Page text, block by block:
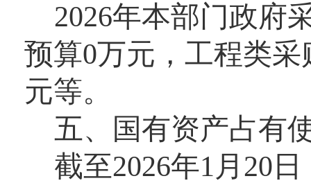
2026年本部门政府
预算0万元，工程类采
元等。
五、
国有资产占有
截至2026年1月20